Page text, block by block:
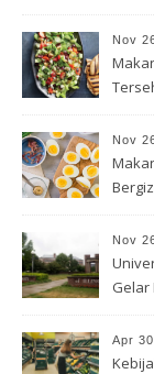
Nov
Nov
Nov
Gelar
Apr